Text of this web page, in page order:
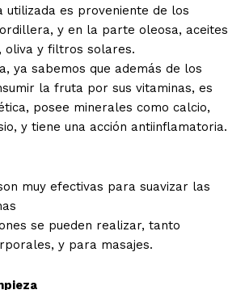
utilizada es proveniente de los
y en la parte oleosa, aceites
oliva y filtros solares.
ya sabemos que además de los
la fruta por sus vitaminas, es
posee minerales como calcio,
y tiene una acción antiinflamatoria.
muy efectivas para suavizar las
se pueden realizar, tanto
y para masajes.